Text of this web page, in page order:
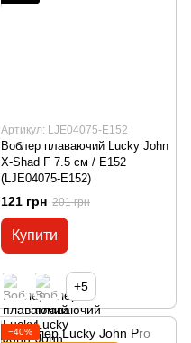
Артикул: LJE04075-E152
Воблер плаваючий Lucky John
X-Shad F 7.5 см / E152
(LJE04075-E152)
121 грн 201 грн
Купити
+5
−40%